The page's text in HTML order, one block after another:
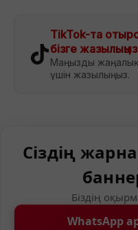
TikTok-та
бізге
Маңызды
үшін жазылыңыз.
Сіздің
Біздің
WhatsApp